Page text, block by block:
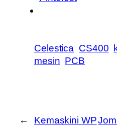
Celestica CS400
mesin PCB
←
Kemaskini WP